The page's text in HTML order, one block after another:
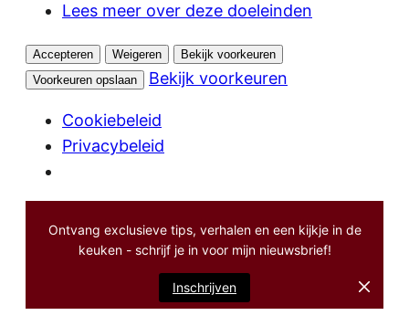
Lees meer over deze doeleinden
Accepteren Weigeren
Bekijk voorkeuren
Voorkeuren opslaan
Bekijk voorkeuren
Cookiebeleid
Privacybeleid
Ontvang exclusieve tips, verhalen en een kijkje in de
keuken - schrijf je in voor mijn nieuwsbrief!
Inschrijven